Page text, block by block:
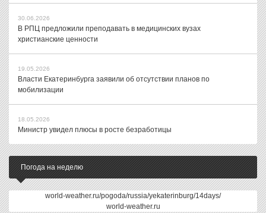
30.06.2026
В РПЦ предложили преподавать в медицинских вузах
христианские ценности
19.05.2026
Власти Екатеринбурга заявили об отсутствии планов по
мобилизации
18.05.2026
Министр увидел плюсы в росте безработицы
Погода на неделю
world-weather.ru/pogoda/russia/yekaterinburg/14days/
world-weather.ru